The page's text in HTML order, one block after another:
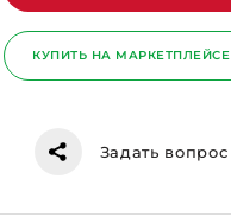
КУПИТЬ НА МАРКЕТПЛЕЙСЕ
Задать вопрос